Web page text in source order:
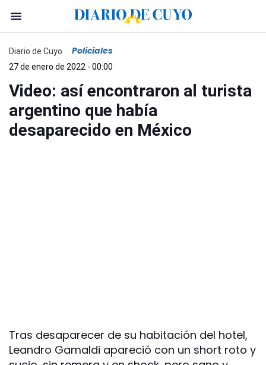
Diario de Cuyo Policiales
27 de enero de 2022 - 00:00
Video: así encontraron al turista
argentino que había
desaparecido en México
Tras desaparecer de su habitación del hotel,
Leandro Gamaldi apareció con un short roto y